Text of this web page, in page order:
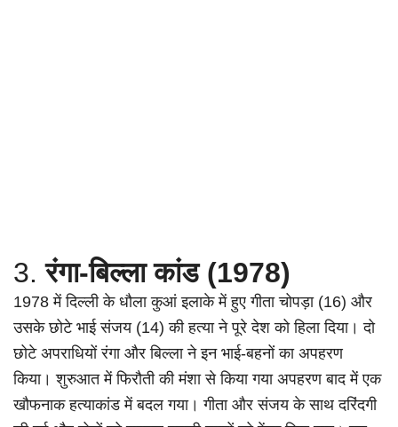
3.रंगा-बिल्ला कांड (1978)
1978 में दिल्ली के धौला कुआं इलाके में हुए गीता चोपड़ा (16) और
उसके छोटे भाई संजय (14) की हत्या ने पूरे देश को हिला दिया। दो
छोटे अपराधियों रंगा और बिल्ला ने इन भाई-बहनों का अपहरण
किया। शुरुआत में फिरौती की मंशा से किया गया अपहरण बाद में एक
खौफनाक हत्याकांड में बदल गया। गीता और संजय के साथ दरिंदगी